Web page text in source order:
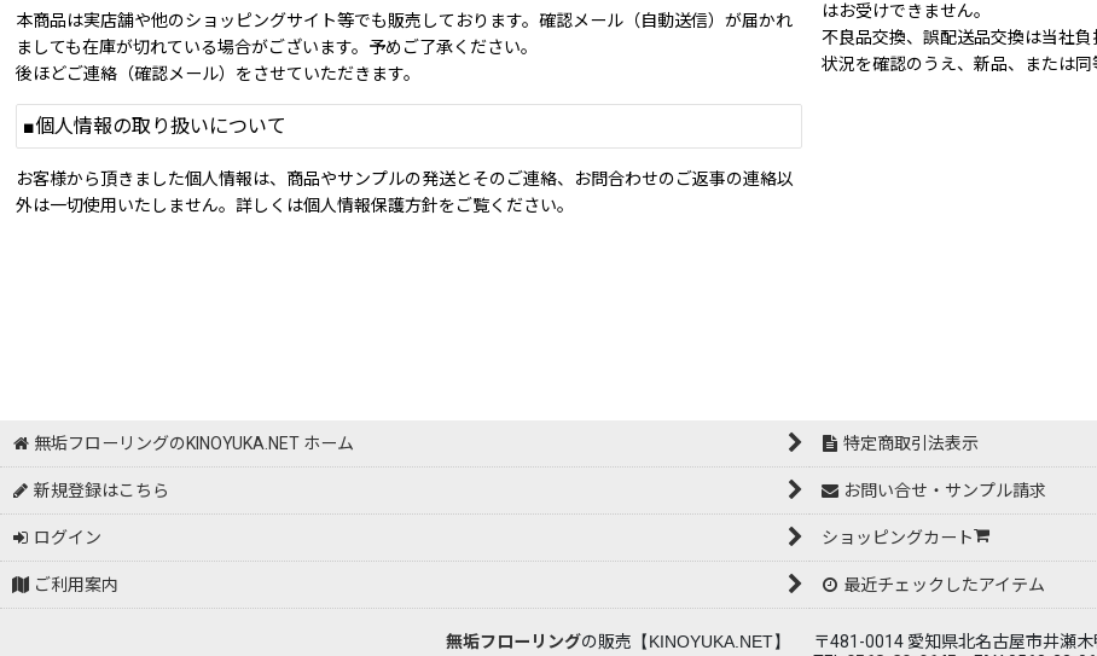
本商品は実店舗や他のショッピングサイト等でも販売しております。確認メール（自動送信）が届かれ
ましても在庫が切れている場合がございます。予めご了承ください。
後ほどご連絡（確認メール）をさせていただきます。
■個人情報の取り扱いについて
お客様から頂きました個人情報は、商品やサンプルの発送とそのご連絡、お問合わせのご返事の連絡以
外は一切使用いたしません。詳しくは個人情報保護方針をご覧ください。
はお受けできません。
不良品交換、誤配送品交換は当社
状況を確認のうえ、新品、または同
無垢フローリングのKINOYUKA.NET ホーム 特定商取引法表示
新規登録はこちら お問い合せ・サンプル請求
ログイン ショッピングカート
ご利用案内 最近チェックしたアイテム
無垢フローリングの販売 【KINOYUKA.NET】
〒481-0014 愛知県北名古屋市井瀬木